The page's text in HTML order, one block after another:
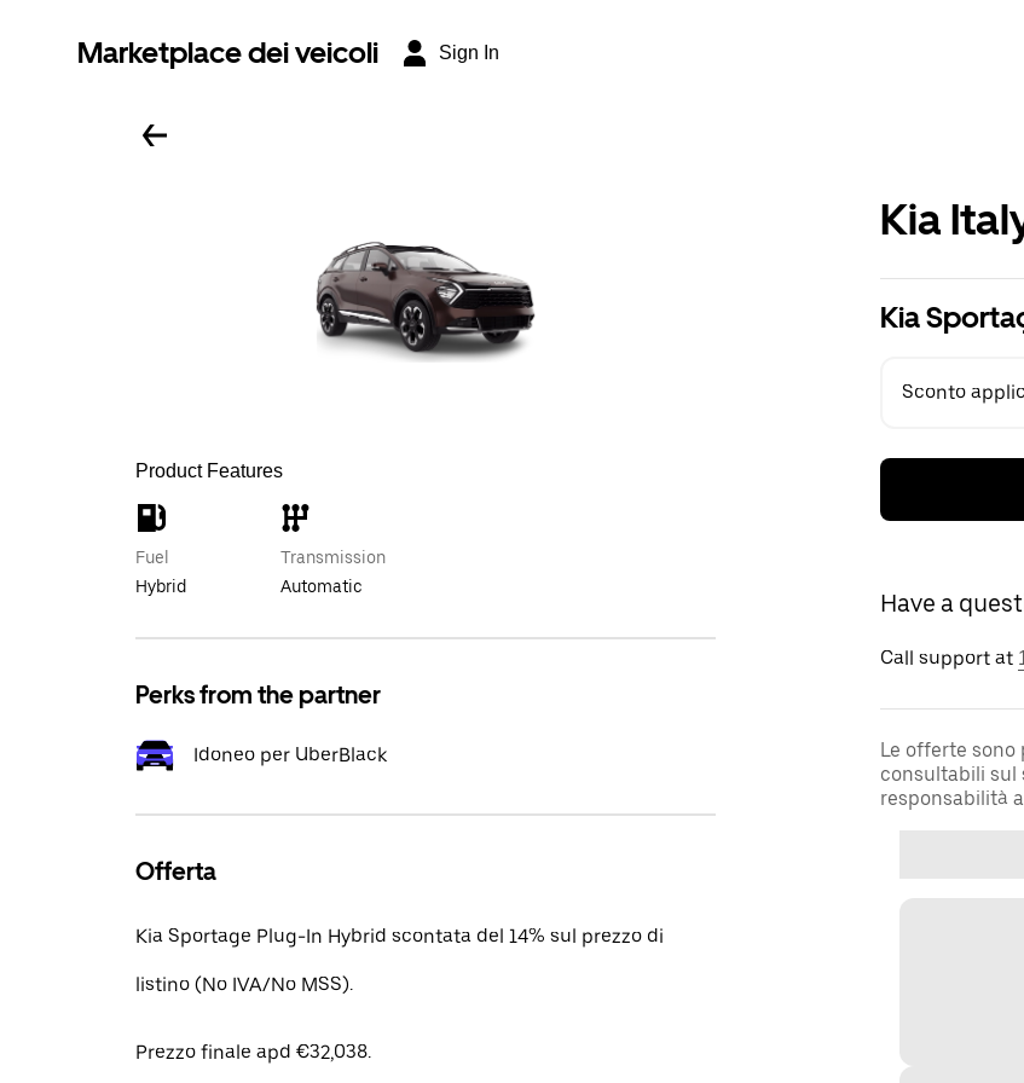
Marketplace dei veicoli Sign In
Product Features
Fuel
Hybrid
Transmission
Automatic
Perks from the partner
Idoneo per UberBlack
Offerta
Kia Sportage Plug-In Hybrid scontata del 14% sul prezzo di
listino (No IVA/No MSS).
Prezzo finale apd €32,038.
Kia
Kia
Sconto
Have a
Call support at
Le offerte
consultabili sul
responsabilità